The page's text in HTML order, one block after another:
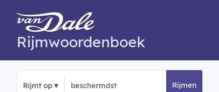
Rijmwoordenboek
Rijmt op Rijmen